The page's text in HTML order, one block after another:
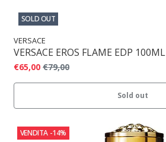
SOLD OUT
VERSACE
VERSACE EROS FLAME EDP 100ML
€65,00 €79,00
Sold out
VENDITA -14%